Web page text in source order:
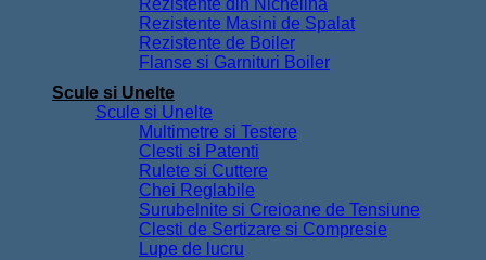
Rezistente din Nichelina
Rezistente Masini de Spalat
Rezistente de Boiler
Flanse si Garnituri Boiler
Scule si Unelte
Scule si Unelte
Multimetre si Testere
Clesti si Patenti
Rulete si Cuttere
Chei Reglabile
Surubelnite si Creioane de Tensiune
Clesti de Sertizare si Compresie
Lupe de lucru